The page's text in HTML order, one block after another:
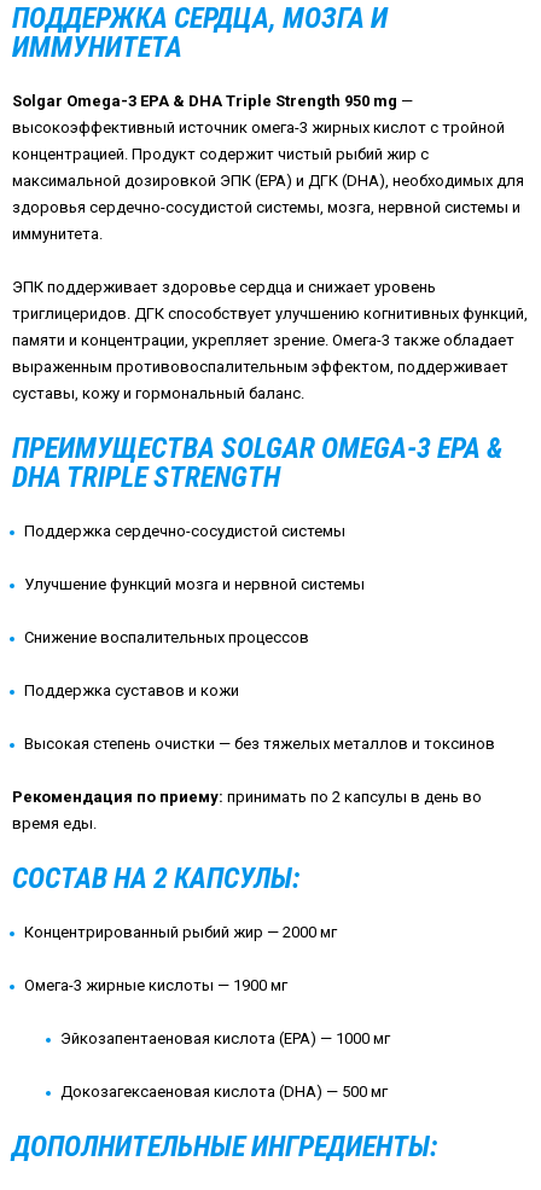
ПОДДЕРЖКА СЕРДЦА, МОЗГА И
ИММУНИТЕТА
Solgar Omega-3 EPA & DHA Triple Strength 950 mg —
высокоэффективный источник омега-3 жирных кислот с тройной
концентрацией. Продукт содержит чистый рыбий жир с
максимальной дозировкой ЭПК (EPA) и ДГК (DHA), необходимых для
здоровья сердечно-сосудистой системы, мозга, нервной системы и
иммунитета.
ЭПК поддерживает здоровье сердца и снижает уровень
триглицеридов. ДГК способствует улучшению когнитивных функций,
памяти и концентрации, укрепляет зрение. Омега-3 также обладает
выраженным противовоспалительным эффектом, поддерживает
суставы, кожу и гормональный баланс.
ПРЕИМУЩЕСТВА SOLGAR OMEGA-3 EPA &
DHA TRIPLE STRENGTH
Поддержка сердечно-сосудистой системы
Улучшение функций мозга и нервной системы
Снижение воспалительных процессов
Поддержка суставов и кожи
Высокая степень очистки — без тяжелых металлов и токсинов
Рекомендация по приему: принимать по 2 капсулы в день во
время еды.
СОСТАВ НА 2 КАПСУЛЫ:
Концентрированный рыбий жир — 2000 мг
Омега-3 жирные кислоты — 1900 мг
Эйкозапентаеновая кислота (EPA) — 1000 мг
Докозагексаеновая кислота (DHA) — 500 мг
ДОПОЛНИТЕЛЬНЫЕ ИНГРЕДИЕНТЫ: